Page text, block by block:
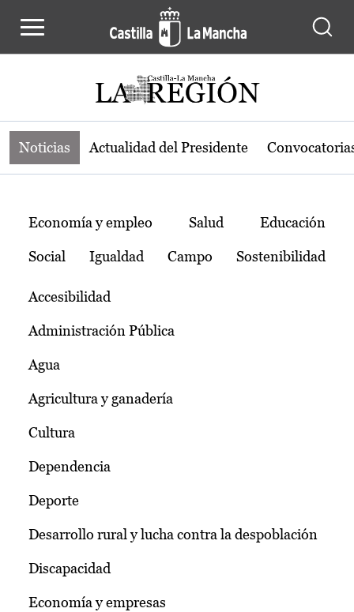
Noticias de la región de Castilla-La
Noticias Actualidad del Presidente
Temas
Economía y empleo Salud Educación
Social Igualdad Campo Sostenibilidad
Accesibilidad
Administración Pública
Agua
Agricultura y ganadería
Cultura
Dependencia
Deporte
Desarrollo rural y lucha contra la despoblación
Discapacidad
Economía y empresas